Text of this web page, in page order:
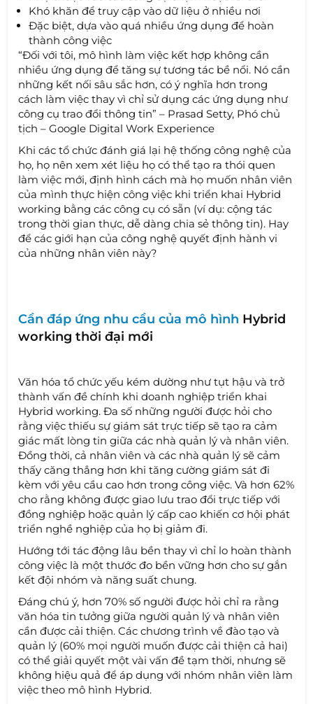
Khó khăn để truy cập vào dữ liệu ở nhiều nơi
Đặc biệt, dựa vào quá nhiều ứng dụng để hoàn
thành công việc
“Đối với tôi, mô hình làm việc kết hợp không cần
nhiều ứng dụng để tăng sự tương tác bề nổi. Nó cần
những kết nối sâu sắc hơn, có ý nghĩa hơn trong
cách làm việc thay vì chỉ sử dụng các ứng dụng như
công cụ trao đổi thông tin” – Prasad Setty, Phó chủ
tịch – Google Digital Work Experience
Khi các tổ chức đánh giá lại hệ thống công nghệ của
họ, họ nên xem xét liệu họ có thể tạo ra thói quen
làm việc mới, định hình cách mà họ muốn nhân viên
của mình thực hiện công việc khi triển khai Hybrid
working bằng các công cụ có sẵn (ví dụ: cộng tác
trong thời gian thực, dễ dàng chia sẻ thông tin). Hay
để các giới hạn của công nghệ quyết định hành vi
của những nhân viên này?
Cần đáp ứng nhu cầu của mô hình Hybrid
working thời đại mới
Văn hóa tổ chức yếu kém dường như tụt hậu và trở
thành vấn đề chính khi doanh nghiệp triển khai
Hybrid working. Đa số những người được hỏi cho
rằng việc thiếu sự giám sát trực tiếp sẽ tạo ra cảm
giác mất lòng tin giữa các nhà quản lý và nhân viên.
Đồng thời, cả nhân viên và các nhà quản lý sẽ cảm
thấy căng thẳng hơn khi tăng cường giám sát đi
kèm với yêu cầu cao hơn trong công việc. Và hơn 62%
cho rằng không được giao lưu trao đổi trực tiếp với
đồng nghiệp hoặc quản lý cấp cao khiến cơ hội phát
triển nghề nghiệp của họ bị giảm đi.
Hướng tới tác động lâu bền thay vì chỉ lo hoàn thành
công việc là một thước đo bền vững hơn cho sự gắn
kết đội nhóm và năng suất chung.
Đáng chú ý, hơn 70% số người được hỏi chỉ ra rằng
văn hóa tin tưởng giữa người quản lý và nhân viên
cần được cải thiện. Các chương trình về đào tạo và
quản lý (60% mọi người muốn được cải thiện cả hai)
có thể giải quyết một vài vấn đề tạm thời, nhưng sẽ
không hiệu quả để áp dụng với nhóm nhân viên làm
việc theo mô hình Hybrid.